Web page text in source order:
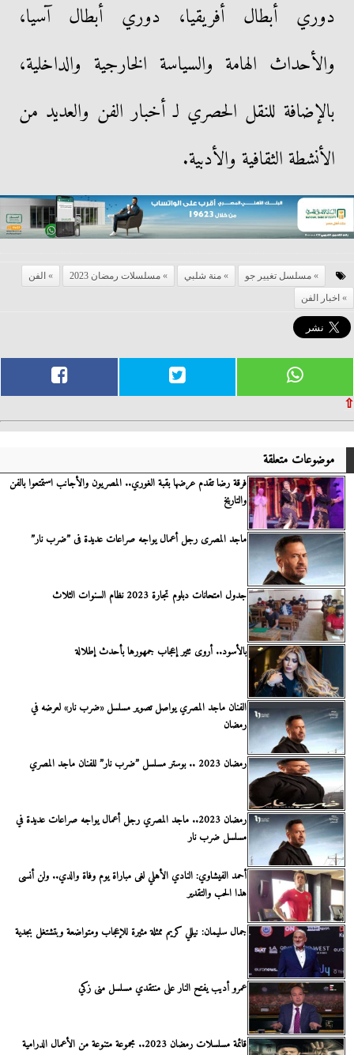
دوري أبطال أفريقيا، دوري أبطال آسيا،
والأحداث الهامة والسياسة الخارجية والداخلية،
بالإضافة للنقل الحصري لـ أخبار الفن والعديد من
الأنشطة الثقافية والأدبية.
مسلسل تغيير جو منة شلبي مسلسلات رمضان 2023
الفن
اخبار الفن
⇧
موضوعات متعلقة
فرقة رضا تقدم عرضها بقبة الغوري.. المصريون والأجانب استمتعوا بالفن
والتاريخ
ماجد المصرى رجل أعمال يواجه صراعات عديدة فى ”ضرب نار”
جدول امتحانات دبلوم تجارة 2023 نظام السنوات الثلاث
بالأسود.. أروى تثير إعجاب جمهورها بأحدث إطلالة
الفنان ماجد المصري يواصل تصوير مسلسل «ضرب نار» لعرضه في
رمضان
رمضان 2023 .. بوستر مسلسل ”ضرب نار” للفنان ماجد المصري
رمضان 2023.. ماجد المصري رجل أعمال يواجه صراعات عديدة في
مسلسل ضرب نار
أحمد الفيشاوي: النادي الأهلي لغى مباراة يوم وفاة والدي.. ولن أنسى
هذا الحب والتقدير
جمال سليمان: نيللي كريم ممثلة مثيرة للإعجاب ومتواضعة وبتشتغل بجدية
عمرو أديب يفتح النار على منتقدي مسلسل منى زكي
قائمة مسلسلات رمضان 2023.. مجموعة متنوعة من الأعمال الدرامية